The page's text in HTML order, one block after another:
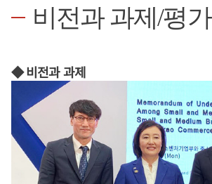
비전과 과제/평가
◆ 비전과 과제